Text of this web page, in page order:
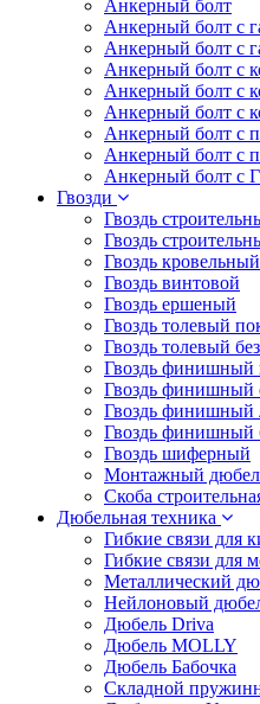
Анкерный болт
Анкерный болт с
Анкерный болт с
Анкерный болт с
Анкерный болт с
Анкерный болт с
Анкерный болт с
Анкерный болт с
Анкерный болт с
Гвозди
Гвоздь
Гвоздь
Гвоздь кровельный
Гвоздь винтовой
Гвоздь ершеный
Гвоздь толевый
Гвоздь толевый
Гвоздь финишный
Гвоздь финишный
Гвоздь финишный
Гвоздь финишный
Гвоздь шиферный
Монтажный
Скоба
Дюбельная техника
Гибкие связи для
Гибкие связи для
Металлический
Нейлоновый
Дюбель Driva
Дюбель MOLLY
Дюбель Бабочка
Складной